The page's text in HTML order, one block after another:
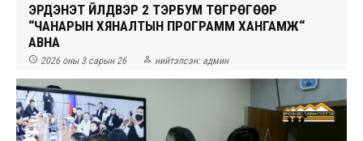
ЭРДЭНЭТ ҮЙЛДВЭР 2 ТЭРБУМ ТӨГРӨГӨӨР
“ЧАНАРЫН ХЯНАЛТЫН ПРОГРАММ ХАНГАМЖ“
АВНА
 2026 оны 3 сарын 26  нийтэлсэн: админ